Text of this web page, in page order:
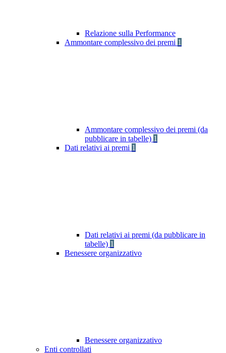
Relazione sulla Performance
Ammontare complessivo dei premi 1
Ammontare complessivo dei premi (da
pubblicare in tabelle) 1
Dati relativi ai premi 1
Dati relativi ai premi (da pubblicare in
tabelle) 1
Benessere organizzativo
Benessere organizzativo
Enti controllati